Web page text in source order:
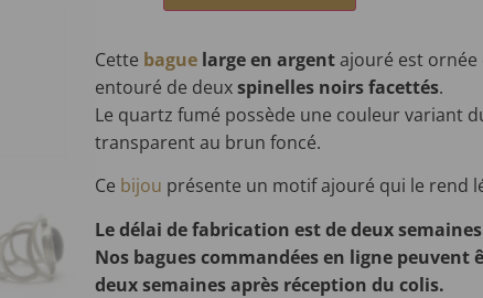
Cette bague large en argentajouré est ornée
entouré de deuxspinelles noirs facettés.
Le quartz fumé possède une couleur variant
transparent au brun foncé.
Ce bijou présente un motif ajouré qui le rend
Le délai de fabrication est de deux
Nos bagues commandées en ligne peuvent
deux semaines après réception du colis.